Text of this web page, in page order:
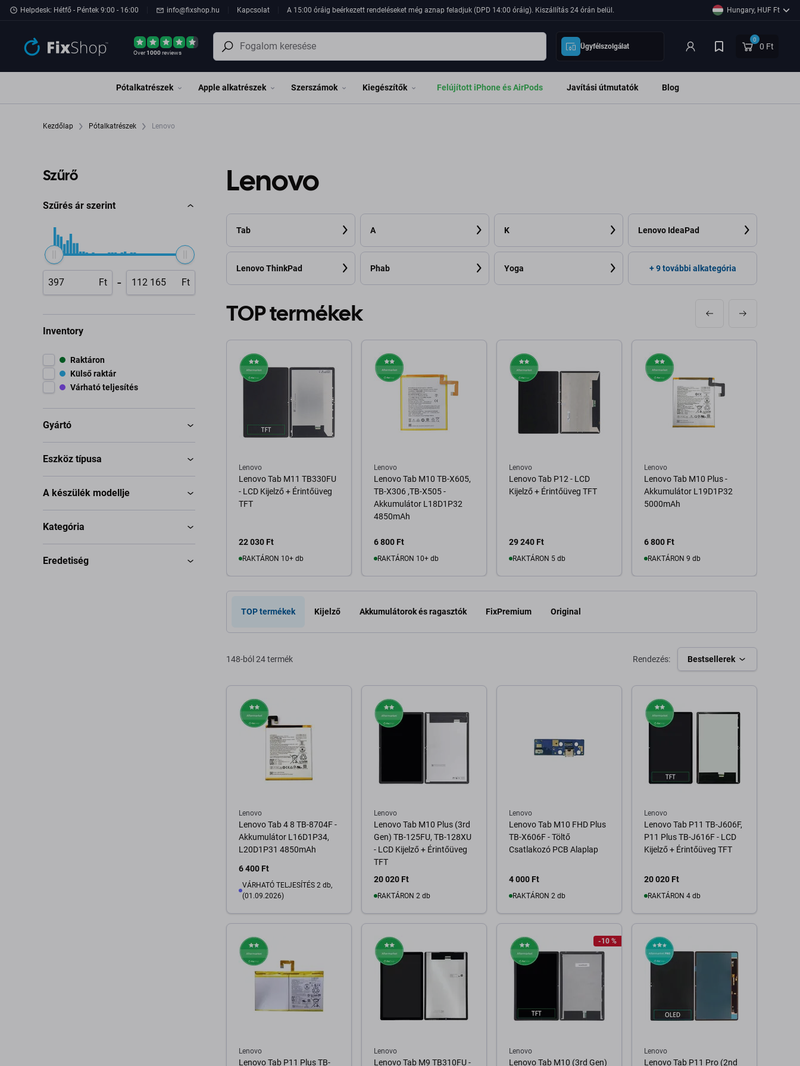
Ugrás az oldal fő részéhez
Helpdesk: Hétfő - Péntek 9:00 - 16:00 info@fixshop.hu Kapcsolat A 15:00 óráig beérkezett rendeléseket még aznap feladjuk (DPD 14:00 óráig). Kiszállítás 24 órán belül. Hungary, HUF Ft
Over1000reviews
Ügyfélszolgálat
0
0 Ft
Pótalkatrészek Apple alkatrészek Szerszámok Kiegészítők Felújított iPhone és AirPods Javítási útmutatók Blog
Kezdőlap Pótalkatrészek Lenovo
Szűrő
Szűrés ár szerint
Ft - Ft
Inventory
Raktáron
Külső raktár
Várható teljesítés
Gyártó
Eszköz típusa
A készülék modellje
Kategória
Eredetiség
Lenovo
Tab A K Lenovo IdeaPad
Lenovo ThinkPad Phab Yoga + 9 további alkategória
TOP termékek
Lenovo
Lenovo Tab M11 TB330FU
- LCD Kijelző + Érintőüveg
TFT
22 030 Ft
RAKTÁRON 10+ db
Kosárba
Lenovo
Lenovo Tab M10 TB-X605,
TB-X306 ,TB-X505 -
Akkumulátor L18D1P32
4850mAh
6 800 Ft
RAKTÁRON 10+ db
Kosárba
Lenovo
Lenovo Tab P12 - LCD
Kijelző + Érintőüveg TFT
29 240 Ft
RAKTÁRON 5 db
Kosárba
Lenovo
Lenovo Tab M10 Plus -
Akkumulátor L19D1P32
5000mAh
6 800 Ft
RAKTÁRON 9 db
Kosárba
TOP termékek Kijelző Akkumulátorok és ragasztók FixPremium Original
148-ból 24 termék Rendezés: Bestsellerek
Lenovo
Lenovo Tab 4 8 TB-8704F -
Akkumulátor L16D1P34,
L20D1P31 4850mAh
6 400 Ft
VÁRHATÓ TELJESÍTÉS 2 db,
(01.09.2026)
Kosárba
Lenovo
Lenovo Tab M10 Plus (3rd
Gen) TB-125FU, TB-128XU
- LCD Kijelző + Érintőüveg
TFT
20 020 Ft
RAKTÁRON 2 db
Lenovo
Lenovo Tab M10 FHD Plus
TB-X606F - Töltő
Csatlakozó PCB Alaplap
4 000 Ft
RAKTÁRON 2 db
Lenovo
Lenovo Tab P11 TB-J606F,
P11 Plus TB-J616F - LCD
Kijelző + Érintőüveg TFT
20 020 Ft
RAKTÁRON 4 db
Lenovo
Lenovo Tab P11 Plus TB-
Lenovo
Lenovo Tab M9 TB310FU -
-10 %
Lenovo
Lenovo Tab M10 (3rd Gen)
Lenovo
Lenovo Tab P11 Pro (2nd